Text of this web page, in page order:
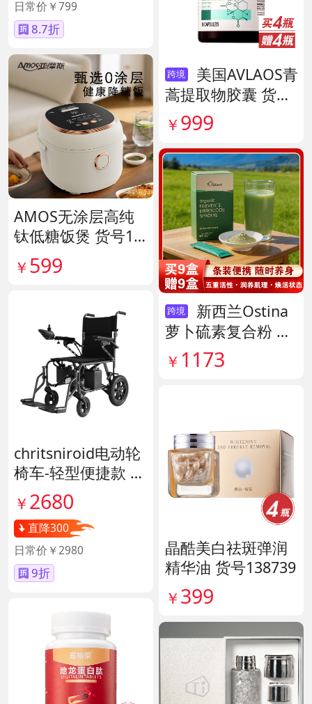
日常价￥799
8.7折
AMOS无涂层高纯
钛低糖饭煲 货号14
1641
￥ 599
chritsniroid电动轮
椅车-轻型便捷款 货
号140671
￥ 2680
直降300
日常价￥2980
9折
跨境
美国AVLAOS青
蒿提取物胶囊 货号
140567
￥ 999
跨境
新西兰Ostina
萝卜硫素复合粉 货
号141959
￥ 1173
晶酷美白祛斑弹润
精华油 货号138739
￥ 399